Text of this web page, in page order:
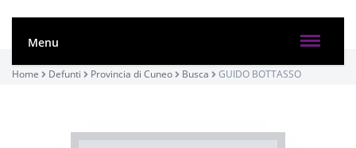
Menu
Home Defunti Provincia di Cuneo Busca GUIDO BOTTASSO
FUNERALE
Busca, Chiesa parrocchiale di Busca - Maria Vergine
08/04/2023 15:00
Busca, abitazione